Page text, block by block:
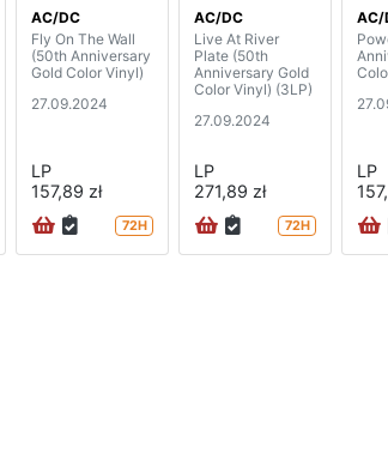
AC/DC
Fly On The Wall
(50th Anniversary
Gold Color Vinyl)
27.09.2024
LP
157,89 zł
72H
AC/DC
Live At River
Plate (50th
Anniversary Gold
Color Vinyl) (3LP)
27.09.2024
LP
271,89 zł
72H
AC/
LP